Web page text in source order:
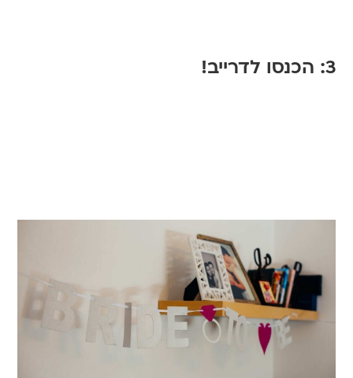
3: הכנסו לדרייב!